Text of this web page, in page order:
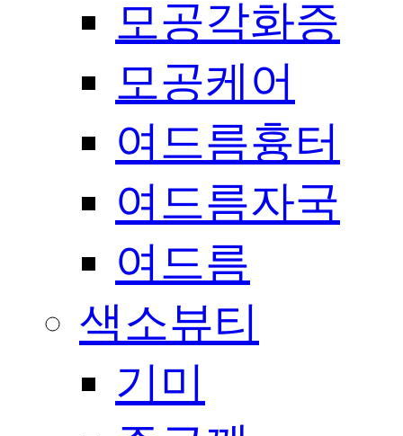
모공각화증
모공케어
여드름흉터
여드름자국
여드름
색소뷰티
기미